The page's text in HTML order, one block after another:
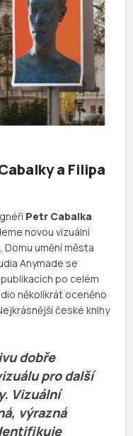
a Filipa
Petr Cabalka
novou vizuální
Domu umění města
Anymade se
po celém
několikrát oceněno
české knihy
dobře
pro další
Vizuální
výrazná